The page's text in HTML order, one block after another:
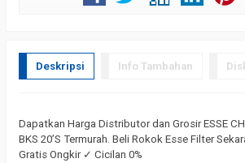
Deskripsi Info Tambahan
Dapatkan Harga Distributor dan Grosir ESSE
BKS 20’S Termurah. Beli Rokok Esse Filter
Gratis Ongkir ✓ Cicilan 0%